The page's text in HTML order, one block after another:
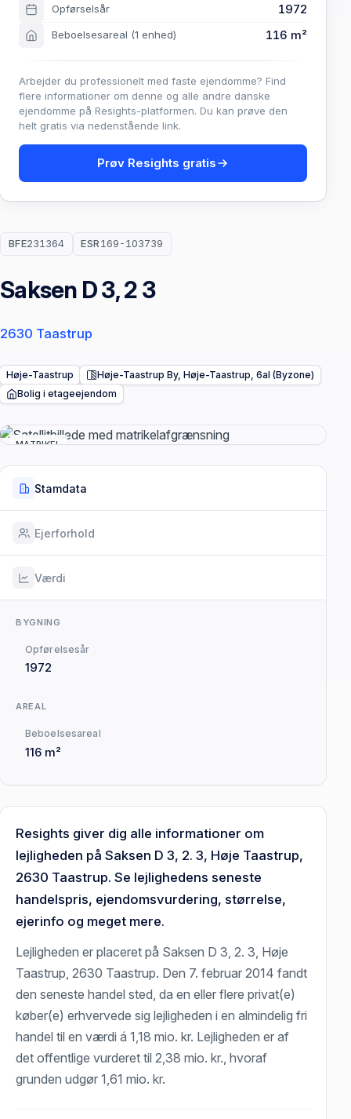
BFE231364 ESR169-103739
Saksen D 3, 2 3
2630 Taastrup
Høje-Taastrup
Høje-Taastrup By, Høje-Taastrup, 6al (Byzone)
Bolig i etageejendom
MATRIKEL
Stamdata
Ejerforhold
Værdi
BYGNING
Opførelsesår
1972
AREAL
Beboelsesareal
116 m²
Resights giver dig alle informationer om
lejligheden på Saksen D 3, 2. 3, Høje Taastrup,
2630 Taastrup. Se lejlighedens seneste
handelspris, ejendomsvurdering, størrelse,
ejerinfo og meget mere.
Lejligheden er placeret på Saksen D 3, 2. 3, Høje
Taastrup, 2630 Taastrup. Den 7. februar 2014 fandt
den seneste handel sted, da en eller flere privat(e)
køber(e) erhvervede sig lejligheden i en almindelig fri
handel til en værdi á 1,18 mio. kr. Lejligheden er af
det offentlige vurderet til 2,38 mio. kr., hvoraf
grunden udgør 1,61 mio. kr.
Opførselsår 1972
Beboelsesareal (1 enhed) 116 m²
Arbejder du professionelt med faste ejendomme? Find
flere informationer om denne og alle andre danske
ejendomme på Resights-platformen. Du kan prøve den
helt gratis via nedenstående link.
Prøv Resights gratis